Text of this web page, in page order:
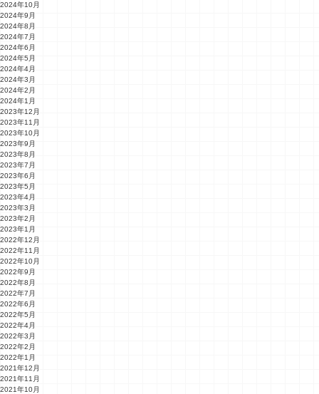
2024年10月
2024年9月
2024年8月
2024年7月
2024年6月
2024年5月
2024年4月
2024年3月
2024年2月
2024年1月
2023年12月
2023年11月
2023年10月
2023年9月
2023年8月
2023年7月
2023年6月
2023年5月
2023年4月
2023年3月
2023年2月
2023年1月
2022年12月
2022年11月
2022年10月
2022年9月
2022年8月
2022年7月
2022年6月
2022年5月
2022年4月
2022年3月
2022年2月
2022年1月
2021年12月
2021年11月
2021年10月